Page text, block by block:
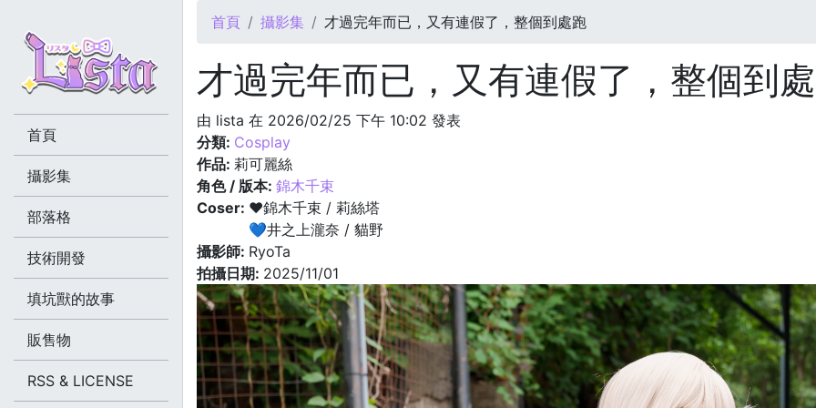
您在這裡
首頁 攝影集 才過完年而已，又有連假了，整個到處跑
才過完年而已，又有連假了，整個到
由 lista 在 2026/02/25 下午 10:02 發表
分類: Cosplay
作品: 莉可麗絲
角色 / 版本: 錦木千束
Coser: ❤️錦木千束 / 莉絲塔
💙井之上瀧奈 / 貓野
攝影師: RyoTa
拍攝日期: 2025/11/01
首頁
攝影集
部落格
技術開發
填坑獸的故事
販售物
RSS & LICENSE